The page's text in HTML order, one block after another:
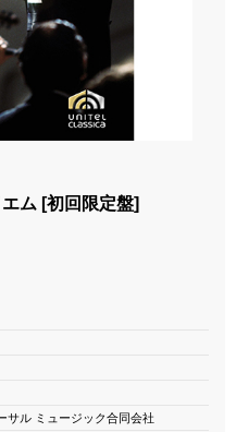
ム [初回限定盤]
サル ミュージック合同会社